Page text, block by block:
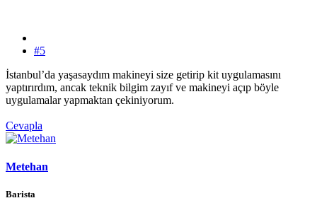
#5
İstanbul’da yaşasaydım makineyi size getirip kit uygulamasını
yaptırırdım, ancak teknik bilgim zayıf ve makineyi açıp böyle
uygulamalar yapmaktan çekiniyorum.
Cevapla
Metehan
Barista